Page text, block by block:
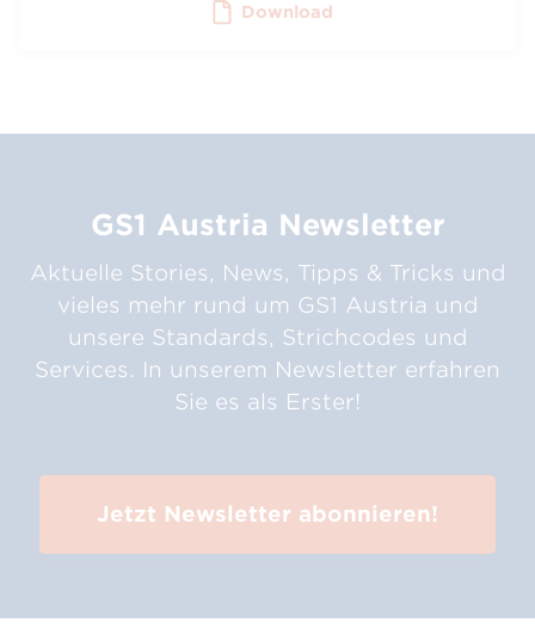
Download
GS1 Austria Newsletter
Aktuelle Stories, News, Tipps & Tricks und
vieles mehr rund um GS1 Austria und
unsere Standards, Strichcodes und
Services. In unserem Newsletter erfahren
Sie es als Erster!
Jetzt Newsletter abonnieren!